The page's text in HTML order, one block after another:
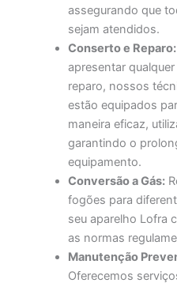
assegurando que
sejam atendidos.
Conserto e Reparo:
apresentar
reparo, nossos
estão equipados
maneira eficaz,
garantindo o
equipamento.
Conversão a Gás:
fogões para
seu aparelho Lofra
as normas
Manutenção
Oferecemos